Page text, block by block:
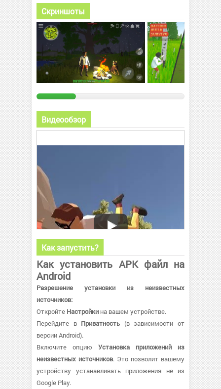
Скриншоты
Видеообзор
Как запустить?
Как установить APK файл на
Android
Разрешение установки из неизвестных
источников:
Откройте Настройки на вашем устройстве.
Перейдите в Приватность (в зависимости от
версии Android).
Включите опцию Установка приложений из
неизвестных источников. Это позволит вашему
устройству устанавливать приложения не из
Google Play.